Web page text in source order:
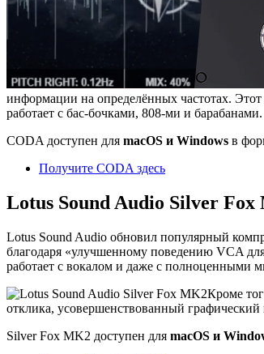
информации на определённых частотах.
работает с бас-бочками, 808-ми и барабанами.
CODA доступен для macOS и Windows в
Получите CODA здесь
Lotus Sound Audio Silver
Lotus Sound Audio обновил популярный
благодаря «улучшенному поведению VCA
работает с вокалом и даже с полноценными
Кроме
отклика, усовершенствованный
Silver Fox MK2 доступен для macOS и